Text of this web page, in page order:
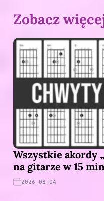
Zobacz
Wszystkie akordy
na gitarze w 15
2026-08-04